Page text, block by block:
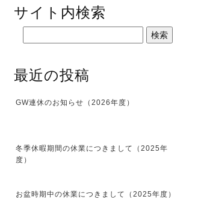
サイト内検索
最近の投稿
GW連休のお知らせ（2026年度）
冬季休暇期間の休業につきまして（2025年
度）
お盆時期中の休業につきまして（2025年度）